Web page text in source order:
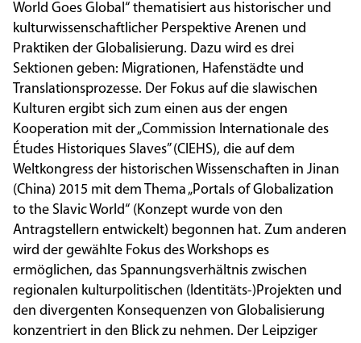
World Goes Global“ thematisiert aus historischer und
kulturwissenschaftlicher Perspektive Arenen und
Praktiken der Globalisierung. Dazu wird es drei
Sektionen geben: Migrationen, Hafenstädte und
Translationsprozesse. Der Fokus auf die slawischen
Kulturen ergibt sich zum einen aus der engen
Kooperation mit der „Commission Internationale des
Études Historiques Slaves” (CIEHS), die auf dem
Weltkongress der historischen Wissenschaften in Jinan
(China) 2015 mit dem Thema „Portals of Globalization
to the Slavic World“ (Konzept wurde von den
Antragstellern entwickelt) begonnen hat. Zum anderen
wird der gewählte Fokus des Workshops es
ermöglichen, das Spannungsverhältnis zwischen
regionalen kulturpolitischen (Identitäts-)Projekten und
den divergenten Konsequenzen von Globalisierung
konzentriert in den Blick zu nehmen. Der Leipziger